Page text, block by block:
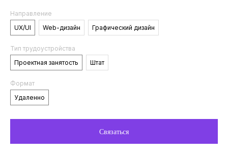
Направление
UX/UI
Web-дизайн Графический дизайн
Тип трудоустройства
Проектная занятость
Штат
Формат
Удаленно
Связаться